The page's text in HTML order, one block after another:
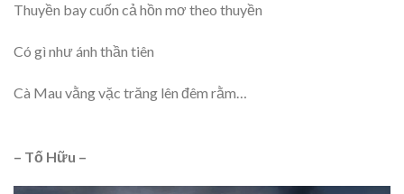
Thuyền bay cuốn cả hồn mơ theo thuyền
Có gì như ánh thần tiên
Cà Mau vằng vặc trăng lên đêm rằm…
– Tố Hữu –